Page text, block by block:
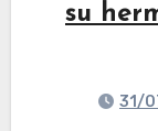
su
31/